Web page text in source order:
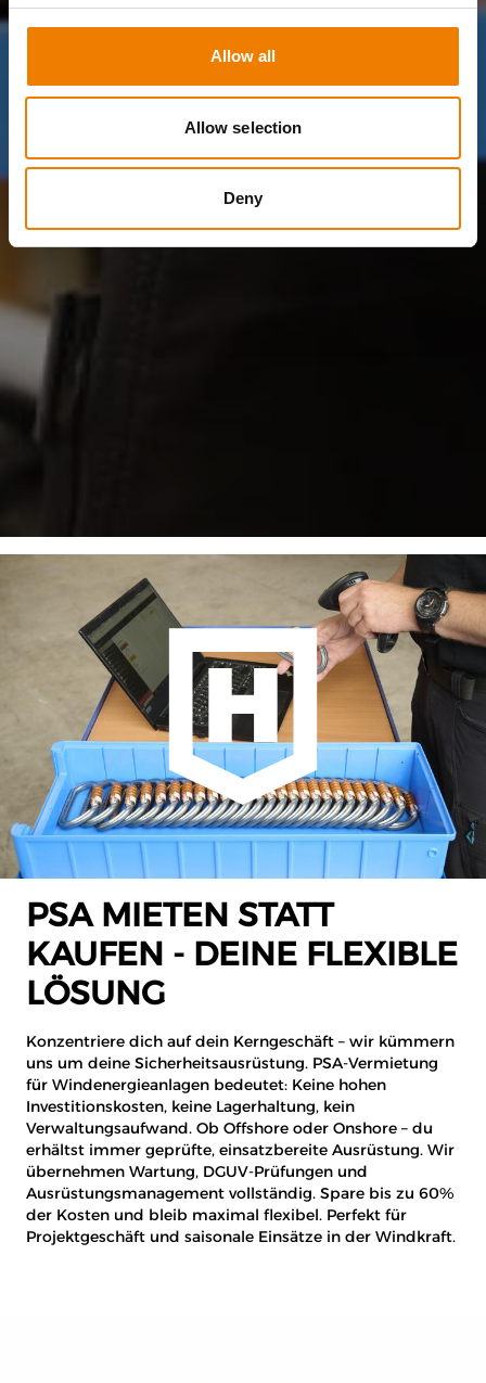
Allow all
Allow selection
Deny
PSA MIETEN STATT
KAUFEN - DEINE FLEXIBLE
LÖSUNG
Konzentriere dich auf dein Kerngeschäft – wir kümmern
uns um deine Sicherheitsausrüstung. PSA-Vermietung
für Windenergieanlagen bedeutet: Keine hohen
Investitionskosten, keine Lagerhaltung, kein
Verwaltungsaufwand. Ob Offshore oder Onshore – du
erhältst immer geprüfte, einsatzbereite Ausrüstung. Wir
übernehmen Wartung, DGUV-Prüfungen und
Ausrüstungsmanagement vollständig. Spare bis zu 60%
der Kosten und bleib maximal flexibel. Perfekt für
Projektgeschäft und saisonale Einsätze in der Windkraft.